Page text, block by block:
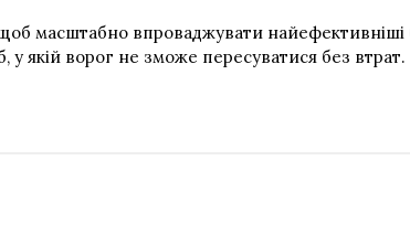
масштабно впроваджувати найефективніші
у якій ворог не зможе пересуватися без